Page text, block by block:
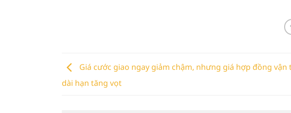
Giá cước giao ngay giảm chậm, nhưng giá hợp đồng vận
dài hạn tăng vọt